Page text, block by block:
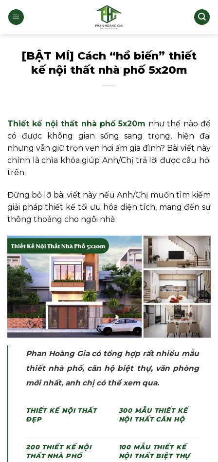
qua
[BẬT MÍ] Cách “hồ biến” thiết
kế nội thất nhà phố 5x20m
Thiết kế nội thất nhà phố 5x20m như thế nào để
có được không gian sống sang trọng, hiện đại
nhưng vẫn giữ trọn vẹn hơi ấm gia đình? Bài viết này
chính là chìa khóa giúp Anh/Chị trả lời được câu hỏi
trên.
Đừng bỏ lỡ bài viết này nếu Anh/Chị muốn tìm kiếm
giải pháp thiết kế tối ưu hóa diện tích, mang đến sự
thông thoáng cho ngôi nhà
Phan Hoàng Gia có tổng hợp rất nhiều mẫu
thiết nhà phố, căn hộ biệt thự, văn phòng
mới nhất, anh chị có thể xem qua.
THIẾT KẾ NỘI THẤT
ĐẸP
300 MẪU THIẾT KẾ
NỘI THẤT CĂN HỘ
200 THIẾT KẾ NỘI
THẤT NHÀ PHỐ
100 MẪU THIẾT KẾ
NỘI THẤT BIỆT THỰ